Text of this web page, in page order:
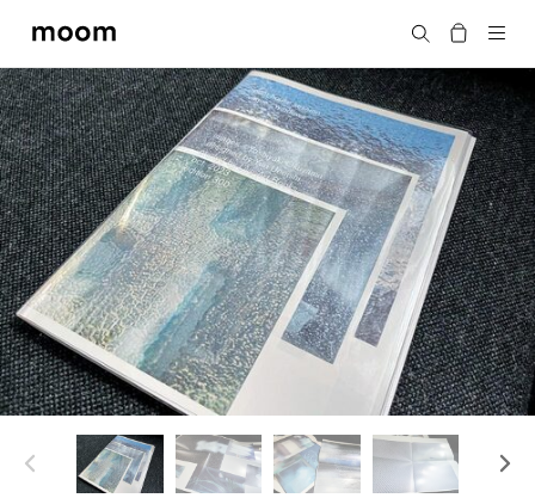
moom
bookshop
搜尋